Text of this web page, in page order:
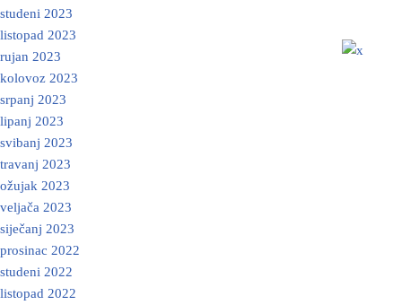
studeni 2023
listopad 2023
rujan 2023
kolovoz 2023
srpanj 2023
lipanj 2023
svibanj 2023
travanj 2023
ožujak 2023
veljača 2023
siječanj 2023
prosinac 2022
studeni 2022
listopad 2022